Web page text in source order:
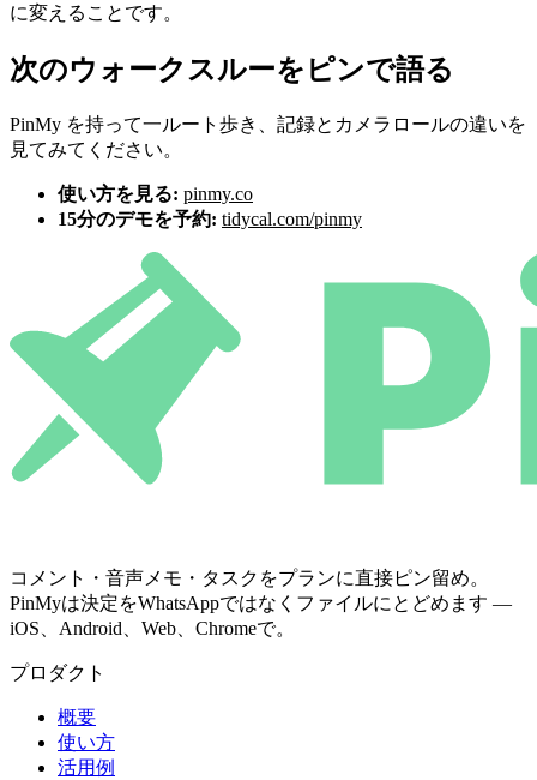
に変えることです。
次のウォークスルーをピンで語る
PinMy を持って一ルート歩き、記録とカメラロールの違いを
見てみてください。
使い方を見る: pinmy.co
15分のデモを予約: tidycal.com/pinmy
コメント・音声メモ・タスクをプランに直接ピン留め。
PinMyは決定をWhatsAppではなくファイルにとどめます —
iOS、Android、Web、Chromeで。
プロダクト
概要
使い方
活用例